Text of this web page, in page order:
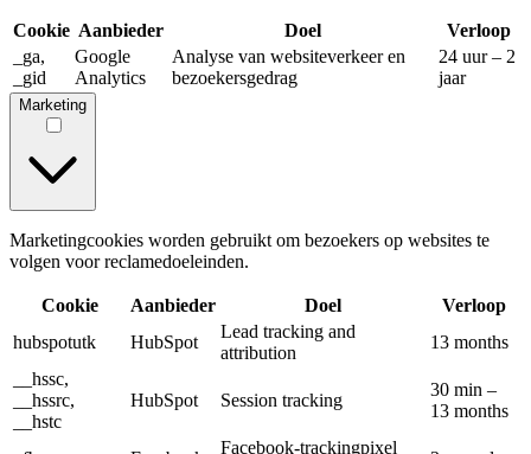
Cookie Aanbieder Doel
Verloop
_ga,
_gid
Google
Analytics
Analyse van websiteverkeer en
bezoekersgedrag
24 uur – 2
jaar
Marketing
Marketingcookies worden gebruikt om bezoekers op websites te
volgen voor reclamedoeleinden.
Cookie Aanbieder Doel
Verloop
hubspotutk
HubSpot
Lead tracking and
attribution
13 months
__hssc,
__hssrc,
__hstc
HubSpot Session tracking
30 min –
13 months
Facebook-trackingpixel